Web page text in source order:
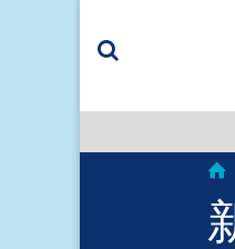
Search